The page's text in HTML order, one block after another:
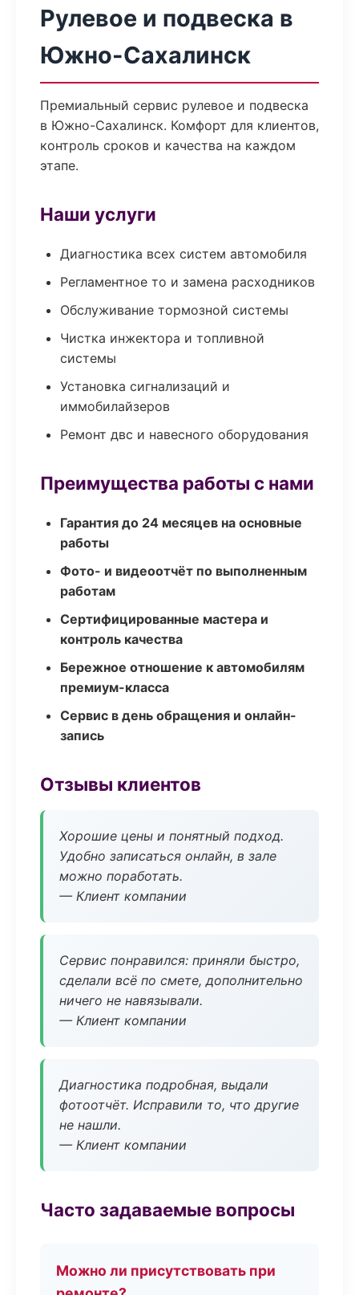
Рулевое и подвеска в
Южно-Сахалинск
Премиальный сервис рулевое и подвеска
в Южно-Сахалинск. Комфорт для клиентов,
контроль сроков и качества на каждом
этапе.
Наши услуги
Диагностика всех систем автомобиля
Регламентное то и замена расходников
Обслуживание тормозной системы
Чистка инжектора и топливной
системы
Установка сигнализаций и
иммобилайзеров
Ремонт двс и навесного оборудования
Преимущества работы с нами
Гарантия до 24 месяцев на основные
работы
Фото- и видеоотчёт по выполненным
работам
Сертифицированные мастера и
контроль качества
Бережное отношение к автомобилям
премиум-класса
Сервис в день обращения и онлайн-
запись
Отзывы клиентов
Хорошие цены и понятный подход.
Удобно записаться онлайн, в зале
можно поработать.
— Клиент компании
Сервис понравился: приняли быстро,
сделали всё по смете, дополнительно
ничего не навязывали.
— Клиент компании
Диагностика подробная, выдали
фотоотчёт. Исправили то, что другие
не нашли.
— Клиент компании
Часто задаваемые вопросы
Можно ли присутствовать при